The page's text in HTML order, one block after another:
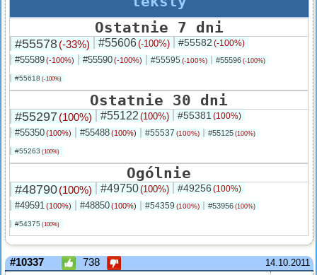
Ostatnie 7 dni
#55578(-33%) #55606(-100%) #55582 (-100%)
#55589(-100%) #55590(-100%) #55595 (-100%) #55596 (-100%)
#55618 (-100%)
Ostatnie 30 dni
#55297 (100%) #55122 (100%) #55381 (100%)
#55350(100%) #55488(100%) #55537 (100%) #55125 (100%)
#55263 (100%)
Ogólnie
#48790(100%) #49750(100%) #49256 (100%)
#49591(100%) #48850(100%) #54359 (100%) #53956 (100%)
#54375 (100%)
14.10.2011
#10337 738